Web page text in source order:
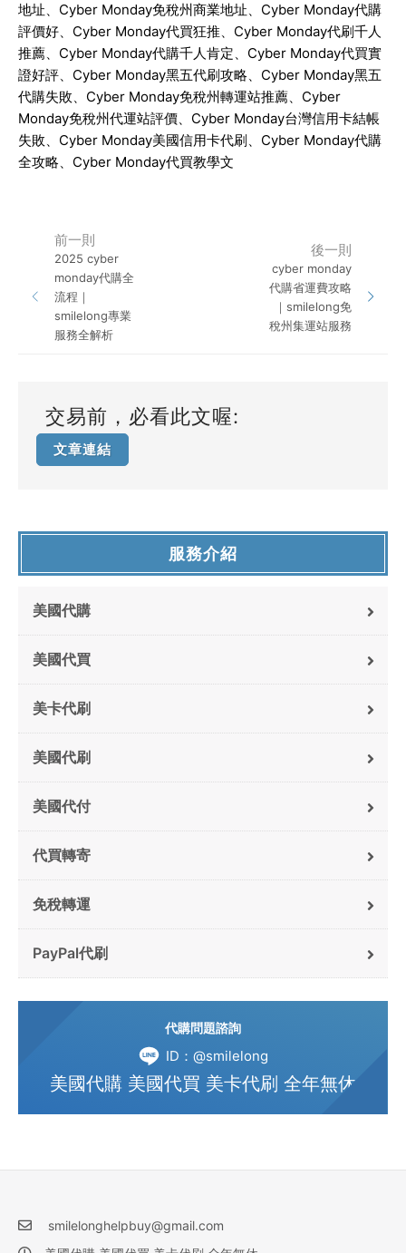
地址、 Cyber Monday免稅州商業地址、 Cyber Monday代購
評價好、 Cyber Monday代買狂推、 Cyber Monday代刷千人
推薦、 Cyber Monday代購千人肯定、 Cyber Monday代買實
證好評、 Cyber Monday黑五代刷攻略、 Cyber Monday黑五
代購失敗、 Cyber Monday免稅州轉運站推薦、 Cyber
Monday免稅州代運站評價、 Cyber Monday台灣信用卡結帳
失敗、 Cyber Monday美國信用卡代刷、 Cyber Monday代購
全攻略、 Cyber Monday代買教學文
前一則
2025 cyber
monday代購全
流程｜
smilelong專業
服務全解析
後一則
cyber monday
代購省運費攻略
｜smilelong免
稅州集運站服務
交易前，必看此文喔:
文章連結
服務介紹
美國代購
美國代買
美卡代刷
美國代刷
美國代付
代買轉寄
免稅轉運
PayPal代刷
代購問題諮詢
ID：@smilelong
美國代購 美國代買 美卡代刷 全年無休
smilelonghelpbuy@gmail.com